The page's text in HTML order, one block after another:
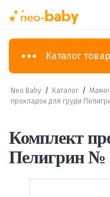
Каталог
Neo Baby / Каталог /
прокладок для груди
Комплект
Пелигрин №